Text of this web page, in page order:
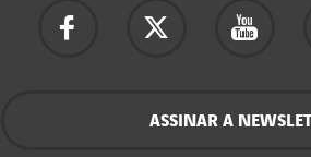
ASSINAR A